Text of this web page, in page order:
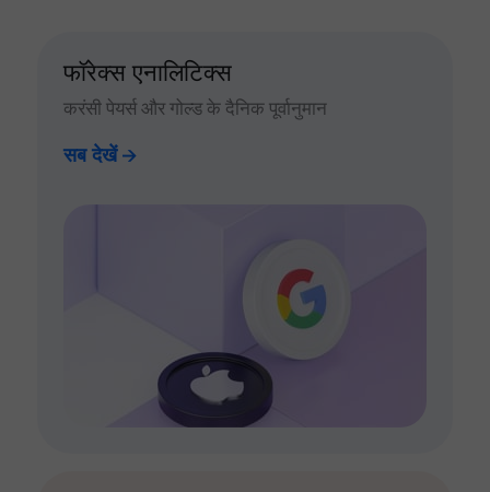
फॉरेक्स एनालिटिक्स
करंसी पेयर्स और गोल्ड के दैनिक पूर्वानुमान
सब देखें